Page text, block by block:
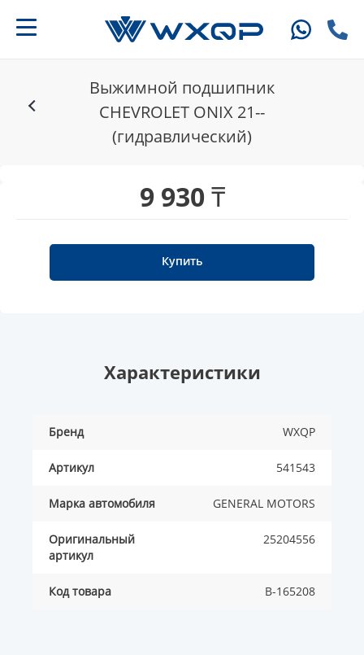
Выжимной подшипник
CHEVROLET ONIX 21--
(гидравлический)
9 930 ₸
Купить
Характеристики
Бренд WXQP
Артикул 541543
Марка автомобиля GENERAL MOTORS
Оригинальный
артикул
25204556
Код товара B-165208